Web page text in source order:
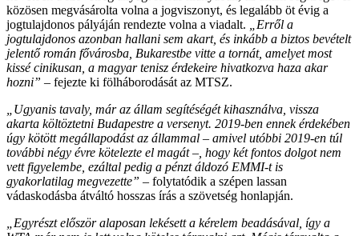
közösen megvásárolta volna a jogviszonyt, és legalább öt évig a
jogtulajdonos pályáján rendezte volna a viadalt.
„Erről a
jogtulajdonos azonban hallani sem akart, és inkább a biztos bevételt
jelentő román fővárosba, Bukarestbe vitte a tornát, amelyet most
kissé cinikusan, a magyar tenisz érdekeire hivatkozva haza akar
hozni” – fejezte ki fölháborodását az MTSZ.
„Ugyanis tavaly, már az állam segítéségét kihasználva, vissza
akarta költöztetni Budapestre a versenyt. 2019-ben ennek érdekében
úgy kötött megállapodást az állammal – amivel utóbbi 2019-en túl
további négy évre kötelezte el magát –, hogy két fontos dolgot nem
vett figyelembe, ezáltal pedig a pénzt áldozó EMMI-t is
gyakorlatilag megvezette” – folytatódik a szépen lassan
vádaskodásba átváltó hosszas írás a szövetség honlapján.
„Egyrészt először alaposan lekésett a kérelem beadásával, így a